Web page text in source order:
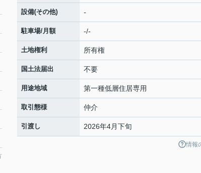
設備(その他) -
駐車場/月額 -/-
土地権利 所有権
国土法届出 不要
用途地域 第一種低層住居専用
取引態様 仲介
引渡し 2026年4月下旬
情報